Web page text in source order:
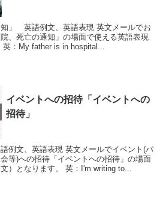
例文、英語表現 英文メールでお
、死亡の通知」の場面で使える英語表現
（英語例文）となります。 英：My father is in hospital...
イベントへの招待「イベントへの
招待」
英文メールでイベント(パ
等)への招待「イベントへの招待」の場面
で使える英語表現（英語例文）となります。 英：I'm writing to...